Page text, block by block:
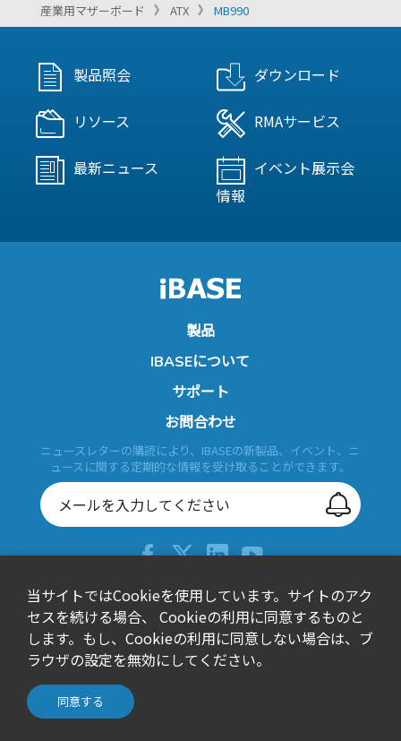
産業用マザーボード
ATX MB990
製品照会 ダウンロード
リソース RMAサービス
最新ニュース
イベント展示会
情報
製品
IBASEについて
サポート
お問合わせ
ニュースレターの購読により、IBASEの新製品、イベント、ニ
ュースに関する定期的な情報を受け取ることができます。
+886-2-26557588
sales@ibase.com.tw
Bldg. F, 15F-1, No. 3, Yuanqu Street, Nangang Dist., Taipei
© IBASE Technology Inc. All Rights Reserved.
当サイトではCookieを使用しています。サイトのアク
セスを続ける場合、 Cookieの利用に同意するものと
します。もし、Cookieの利用に同意しない場合は、ブ
ラウザの設定を無効にしてください。
同意する